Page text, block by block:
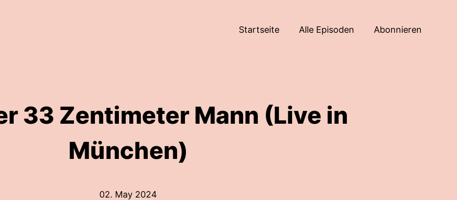
Startseite Alle Episoden Abonnieren
33 Zentimeter Mann (Live in
München)
02. May 2024